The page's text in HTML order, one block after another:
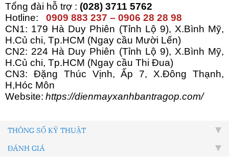
Tổng đài hỗ trợ : (028) 3711 5762
Hotline: 0909 883 237 – 0906 28 28 98
CN1: 179 Hà Duy Phiên (Tỉnh Lộ 9), X.Bình Mỹ,
H.Củ chi, Tp.HCM (Ngay cầu Mười Lến)
CN2: 224 Hà Duy Phiên (Tỉnh Lộ 9), X.Bình Mỹ,
H.Củ chi, Tp.HCM (Ngay cầu Thi Đua)
CN3: Đặng Thúc Vịnh, Ấp 7, X.Đông Thạnh,
H,Hóc Môn
Website: https://dienmayxanhbantragop.com/
THÔNG SỐ KỸ THUẬT
ĐÁNH GIÁ